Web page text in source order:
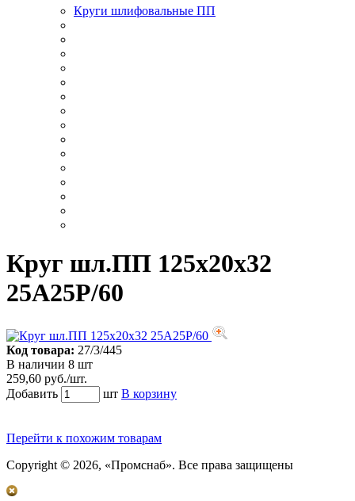
Круги шлифовальные ПП
Круг шл.ПП 125х20х32
25А25Р/60
Код товара: 27/3/445
В наличии 8 шт
259,60 руб./шт.
Добавить
шт В корзину
Перейти к похожим товарам
Copyright © 2026, «Промснаб». Все права защищены